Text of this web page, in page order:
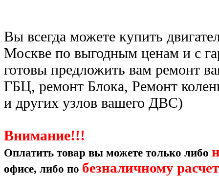
Вы всегда можете купить
Москве по выгодным ценам и с
готовы предложить вам ремонт
ГБЦ, ремонт Блока, Ремонт
и других узлов вашего ДВС)
Внимание!!!
Оплатить товар вы можете только либо
офисе, либо по безналичному